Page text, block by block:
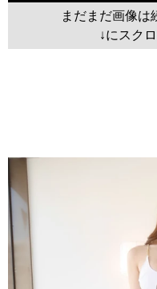
まだまだ画像は
↓にスク